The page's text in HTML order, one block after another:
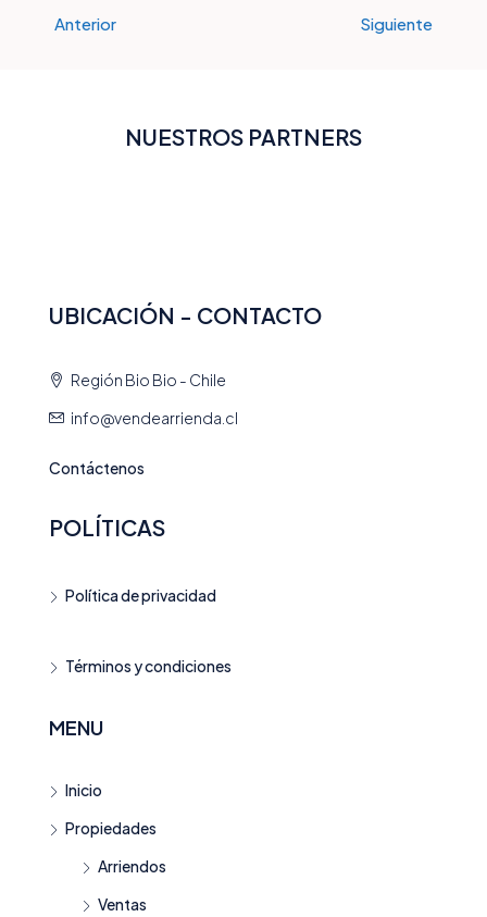
Anterior Siguiente
NUESTROS PARTNERS
UBICACIÓN - CONTACTO
Región Bio Bio - Chile
info@vendearrienda.cl
Contáctenos
POLÍTICAS
Política de privacidad
Términos y condiciones
MENU
Inicio
Propiedades
Arriendos
Ventas